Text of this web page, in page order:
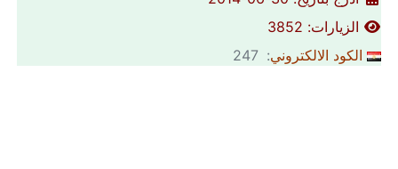
الزيارات: 3852
الكود الالكتروني: 247